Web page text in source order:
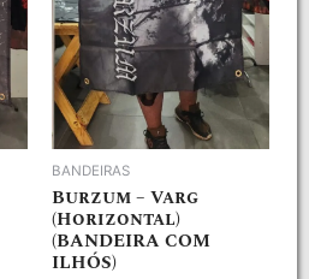
BANDEIRAS
Burzum – Varg
(Horizontal)
(BANDEIRA COM
ILHÓS)